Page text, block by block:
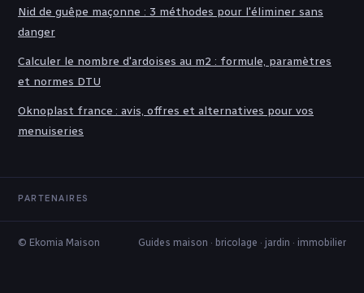
Nid de guêpe maçonne : 3 méthodes pour l'éliminer sans
danger
Calculer le nombre d'ardoises au m2 : formule, paramètres
et normes DTU
Oknoplast france : avis, offres et alternatives pour vos
menuiseries
PARTENAIRES
© Ekomia Maison Guides maison · bricolage · jardin · immobilier